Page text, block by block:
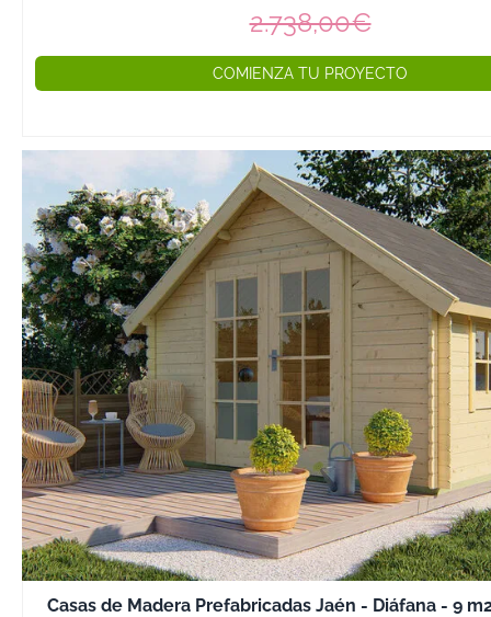
2.738,00€
COMIENZA TU PROYECTO
Casas de Madera Prefabricadas Jaén - Diáfana - 9